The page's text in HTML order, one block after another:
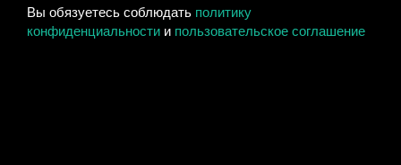
Вы обязуетесь соблюдать политику
конфиденциальности и пользовательское соглашение